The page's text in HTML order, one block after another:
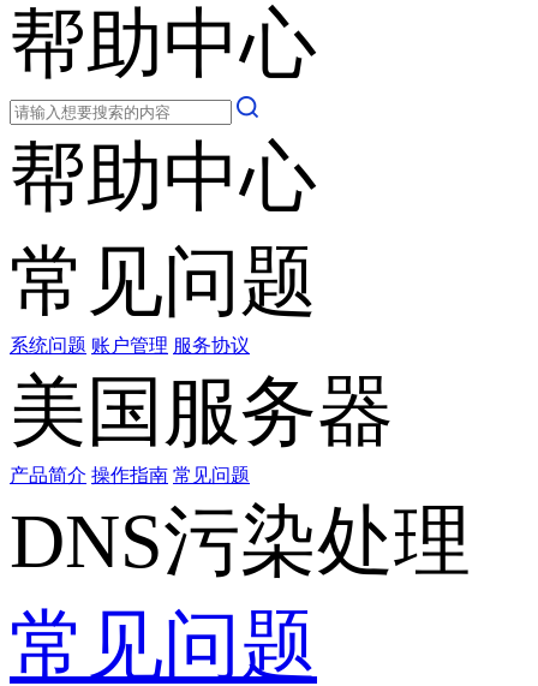
帮助中心
帮助中心
常见问题
系统问题 账户管理 服务协议
美国服务器
产品简介 操作指南 常见问题
DNS污染处理
常见问题